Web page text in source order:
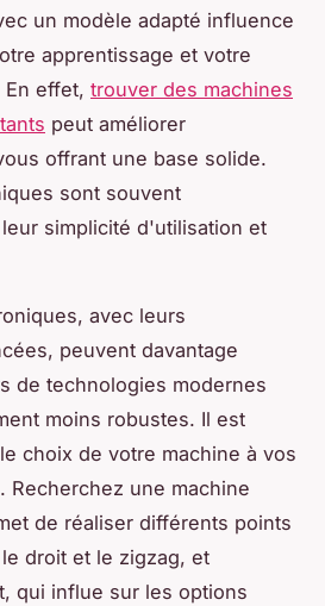
un modèle adapté influence
apprentissage et votre
effet, trouver des machines
peut améliorer
offrant une base solide.
sont souvent
simplicité d'utilisation et
avec leurs
peuvent davantage
de technologies modernes
moins robustes. Il est
choix de votre machine à vos
Recherchez une machine
de réaliser différents points
droit et le zigzag, et
qui influe sur les options